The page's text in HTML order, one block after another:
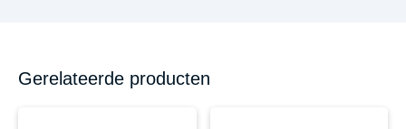
Gerelateerde producten